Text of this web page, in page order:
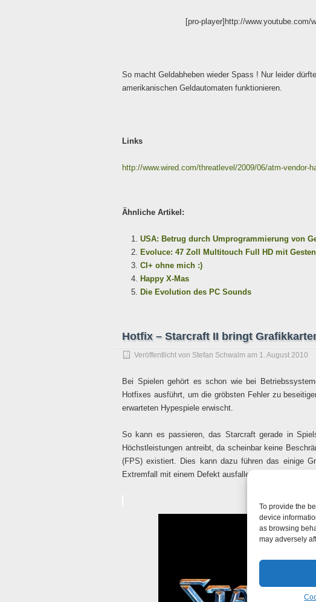
To provide the
device
as browsing
may adversely
[pro-player]http://www.youtube.com/
So macht Geldabheben wieder Spass ! Nur leider
amerikanischen Geldautomaten funktionieren.
Links
http://www.wired.com/threatlevel/2009/06/atm-vendor-
Ähnliche Artikel:
USA: Betrug durch Umprogrammierung von
Evoluce: 47 Zoll Multitouch Full HD mit
CI+ ohne mich :)
Happy X-Mas
Die Evolution des PC Sounds
Hotfix – Starcraft II bringt
Veröffentlicht von Stefan Schwalm am 1. August 2010
Bei Spielen gehört es schon wie bei
Hotfixes ausführt, um die gröbsten Fehler zu
erwarteten Hypespiele erwischt.
So kann es passieren, das Starcraft gerade in
Höchstleistungen antreibt, da scheinbar keine
(FPS) existiert. Dies kann dazu führen das einige
Extremfall mit einem Defekt ausfallen.